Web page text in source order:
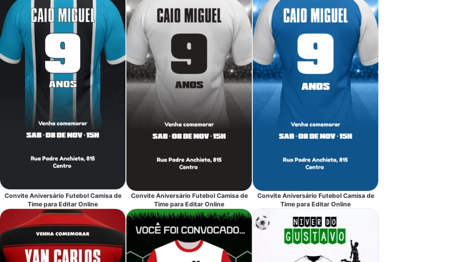
Convite Aniversário Futebol Camisa de
Time para Editar Online
Convite Aniversário Futebol Camisa de
Time para Editar Online
Convite Aniversário Futebol Camisa de
Time para Editar Online